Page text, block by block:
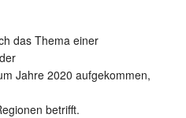
das Thema einer
Jahre 2020 aufgekommen,
betrifft.